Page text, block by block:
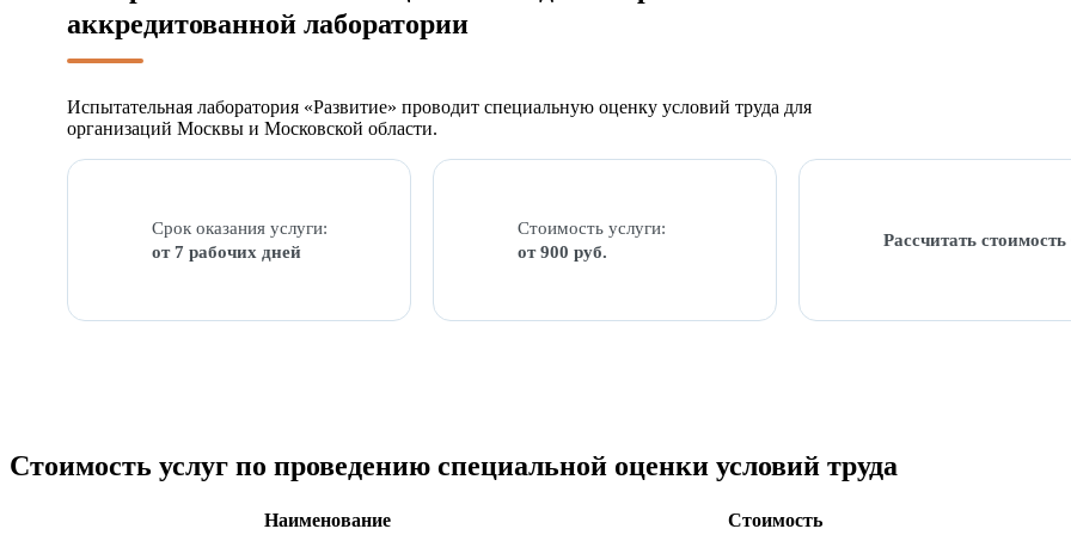
аккредитованной лаборатории
Испытательная лаборатория «Развитие» проводит специальную оценку условий труда для
организаций Москвы и Московской области.
Срок оказания услуги:
от 7 рабочих дней
Стоимость услуги:
от 900 руб.
Рассчитать
Стоимость услуг по проведению специальной оценки условий труда
Наименование Стоимость